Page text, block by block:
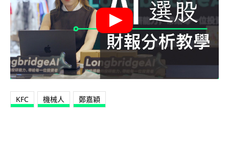
KFC 機械人 鄭嘉穎